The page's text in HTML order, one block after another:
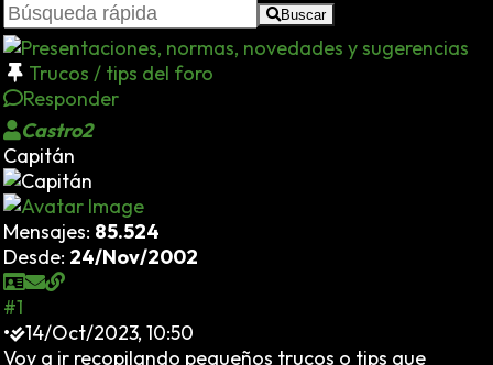
Buscar
Trucos / tips del foro
Responder
Castro2
Capitán
Mensajes: 85.524
Desde: 24/Nov/2002
#1
•
14/Oct/2023, 10:50
Voy a ir recopilando pequeños trucos o tips que